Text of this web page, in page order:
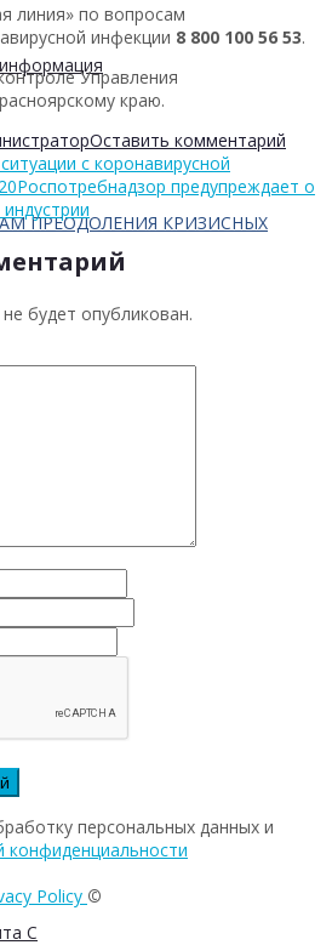
ПРЕОДОЛЕНИЯ КРИЗИСНЫХ
диабета
С
линия» по вопросам
инфекции 8 800 100 56 53.
Управления
краю.
Оставить комментарий
с коронавирусной
Роспотребнадзор предупреждает о
будет опубликован.
персональных данных и
конфиденциальности
Policy ©